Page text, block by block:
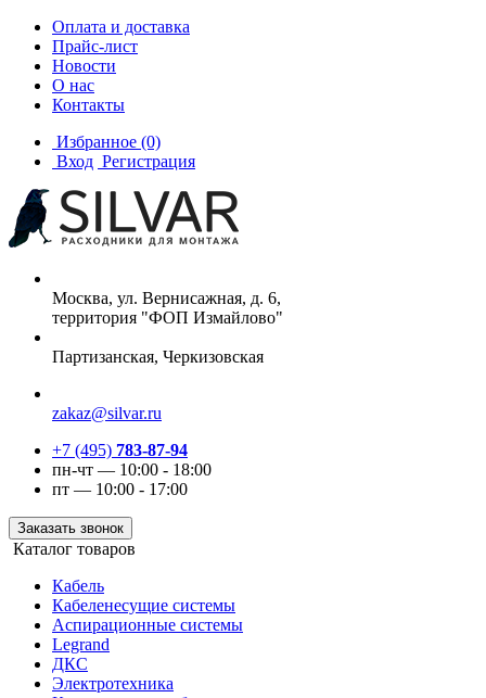
Оплата и доставка
Прайс-лист
Новости
О нас
Контакты
Избранное (0)
Вход Регистрация
Москва, ул. Вернисажная, д. 6,
территория "ФОП Измайлово"
Партизанская, Черкизовская
zakaz@silvar.ru
+7 (495) 783-87-94
пн-чт — 10:00 - 18:00
пт — 10:00 - 17:00
Заказать звонок
Каталог товаров
Кабель
Кабеленесущие системы
Аспирационные системы
Legrand
ДКС
Электротехника